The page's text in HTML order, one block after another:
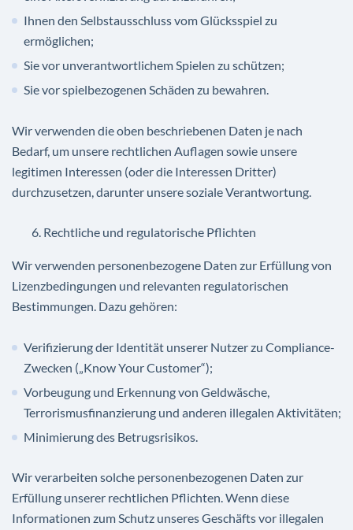
Ihnen den Selbstausschluss vom Glücksspiel zu
ermöglichen;
Sie vor unverantwortlichem Spielen zu schützen;
Sie vor spielbezogenen Schäden zu bewahren.
Wir verwenden die oben beschriebenen Daten je nach
Bedarf, um unsere rechtlichen Auflagen sowie unsere
legitimen Interessen (oder die Interessen Dritter)
durchzusetzen, darunter unsere soziale Verantwortung.
Rechtliche und regulatorische Pflichten
Wir verwenden personenbezogene Daten zur Erfüllung von
Lizenzbedingungen und relevanten regulatorischen
Bestimmungen. Dazu gehören:
Verifizierung der Identität unserer Nutzer zu Compliance-
Zwecken („Know Your Customer“);
Vorbeugung und Erkennung von Geldwäsche,
Terrorismusfinanzierung und anderen illegalen Aktivitäten;
Minimierung des Betrugsrisikos.
Wir verarbeiten solche personenbezogenen Daten zur
Erfüllung unserer rechtlichen Pflichten. Wenn diese
Informationen zum Schutz unseres Geschäfts vor illegalen